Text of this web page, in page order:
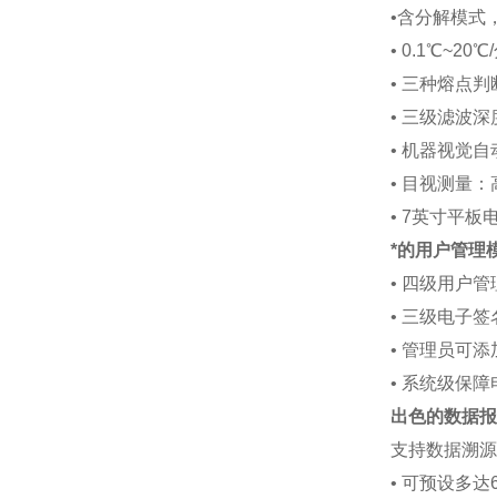
•含分解模式
• 0.1℃~20℃/
• 三种熔点判
• 三级滤波深
• 机器视觉自
• 目视测量
• 7英寸平板
*的用户管理
• 四级用户管
• 三级电子签
• 管理员可添
• 系统级保障
出色的数据
支持数据溯
• 可预设多达